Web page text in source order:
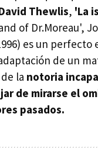
Thewlis, 'La
of Dr.Moreau',
es un perfecto
de un
la notoria
de mirarse el
pasados.